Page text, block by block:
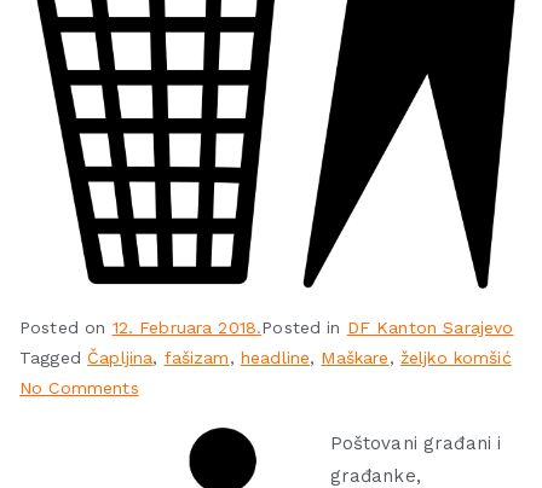
Posted on 12. Februara 2018.Posted in DF Kanton Sarajevo
Tagged Čapljina, fašizam, headline, Maškare, željko komšić
No Comments
Poštovani građani i
građanke,